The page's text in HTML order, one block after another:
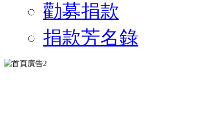
勸募捐款
捐款芳名錄